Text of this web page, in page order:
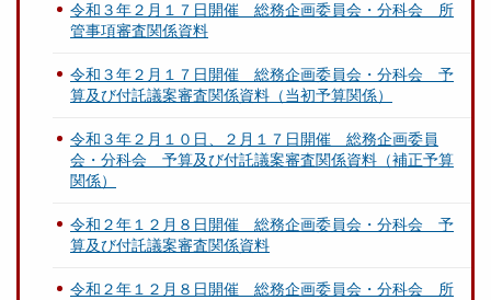
令和３年２月１７日開催 総務企画委員会・分科会 所
管事項審査関係資料
令和３年２月１７日開催 総務企画委員会・分科会 予
算及び付託議案審査関係資料（当初予算関係）
令和３年２月１０日、２月１７日開催 総務企画委員
会・分科会 予算及び付託議案審査関係資料（補正予算
関係）
令和２年１２月８日開催 総務企画委員会・分科会 予
算及び付託議案審査関係資料
令和２年１２月８日開催 総務企画委員会・分科会 所